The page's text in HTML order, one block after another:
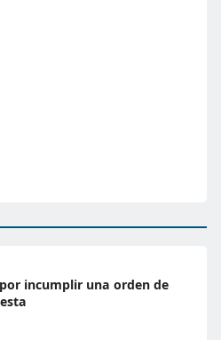
incumplir una orden de